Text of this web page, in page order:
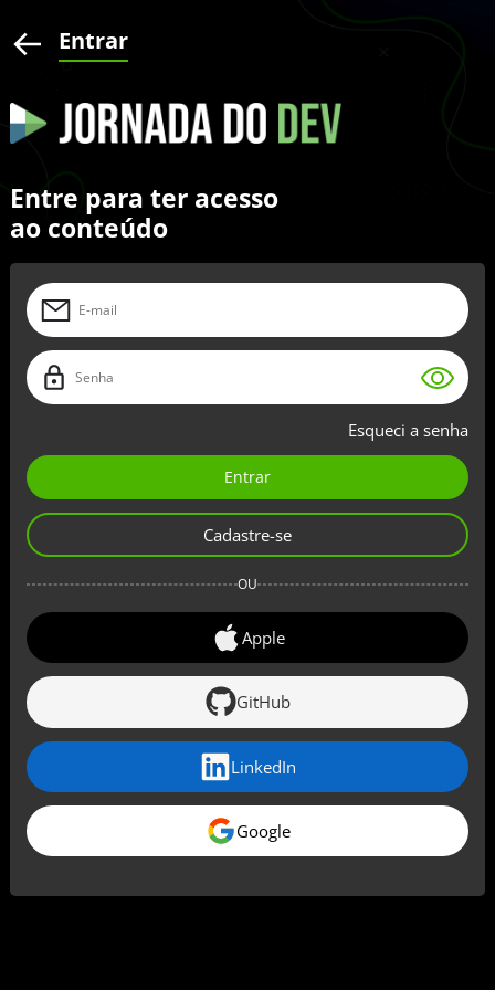
Entrar
Entre para ter acesso
ao conteúdo
Esqueci a senha
Entrar
Cadastre-se
OU
Apple
GitHub
LinkedIn
Google